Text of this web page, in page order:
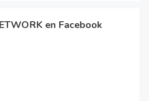
en Facebook